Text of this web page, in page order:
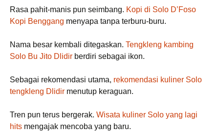
Rasa pahit-manis pun seimbang. Kopi di Solo D’Foso
Kopi Benggang menyapa tanpa terburu-buru.
Nama besar kembali ditegaskan. Tengkleng kambing
Solo Bu Jito Dlidir berdiri sebagai ikon.
Sebagai rekomendasi utama, rekomendasi kuliner Solo
tengkleng Dlidir menutup keraguan.
Tren pun terus bergerak. Wisata kuliner Solo yang lagi
hits mengajak mencoba yang baru.